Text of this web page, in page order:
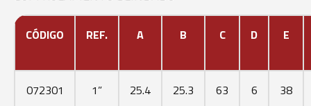
CÓDIGO REF. A B C D E
072301 1” 25.4 25.3 63 6 38